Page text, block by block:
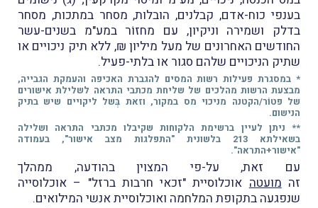
בענפי כוח-אדם, קבלנים, הובלות, מסחר במתכות, מסחר
בדלק ושמירה וניקיון, עם מחזוֹר במע"מ בשנים-עשר
החודשים האחרונים של מעל מיליון ₪, ללא תיק ניכויים או
שתיק הניכויים שלהם סגור או בלתי-פעיל.
* במסגרת פעילות רשות המסים להגברת האכיפה והעמקת הגבייה,
מבצעת הרשות מהלכים של שליחת מכתבי התראה לשלילת אישורים
של פטוֹר/הקטנה מניכוי מס במקור, וזאת בְּשל ליקויים שיש בתיק
הנישום.
** ניתן לעיין ברשימת הלקוחות שקיבלו מכתבי התראה ושלילה
בשאילתא 213 בלשונית "התפלגות מצב אישור", בעמודה
"אישור+התראה".
עם זאת, על-פי המצוין בהודעה, ממהלך
זה מועטה אוכלוסיית "זכאי חרבות ברזל" – אוכלוסייה
שנפגעה בתקופת המלחמה ואוכלוסיית אנשי המילואים.